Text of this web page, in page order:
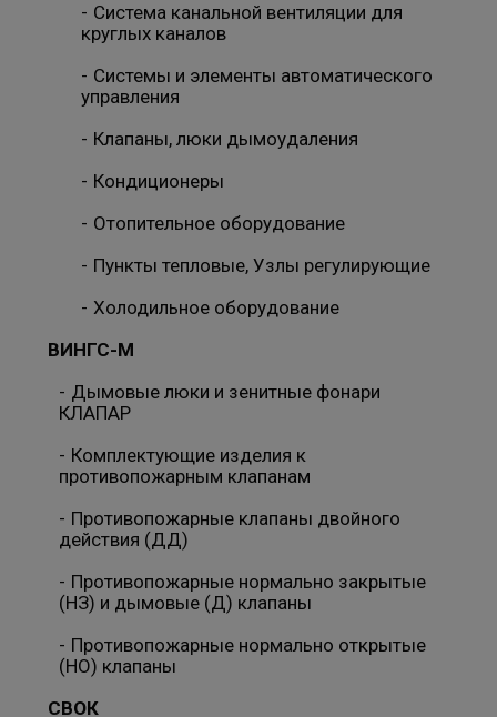
Система канальной вентиляции для
круглых каналов
Системы и элементы автоматического
управления
Клапаны, люки дымоудаления
Кондиционеры
Отопительное оборудование
Пункты тепловые, Узлы регулирующие
Холодильное оборудование
ВИНГС-М
Дымовые люки и зенитные фонари
КЛАПАР
Комплектующие изделия к
противопожарным клапанам
Противопожарные клапаны двойного
действия (ДД)
Противопожарные нормально закрытые
(НЗ) и дымовые (Д) клапаны
Противопожарные нормально открытые
(НО) клапаны
СВОК